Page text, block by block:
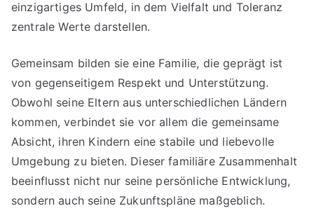
einzigartiges Umfeld, in dem Vielfalt und Toleranz
zentrale Werte darstellen.
Gemeinsam bilden sie eine Familie, die geprägt ist
von gegenseitigem Respekt und Unterstützung.
Obwohl seine Eltern aus unterschiedlichen Ländern
kommen, verbindet sie vor allem die gemeinsame
Absicht, ihren Kindern eine stabile und liebevolle
Umgebung zu bieten. Dieser familiäre Zusammenhalt
beeinflusst nicht nur seine persönliche Entwicklung,
sondern auch seine Zukunftspläne maßgeblich.